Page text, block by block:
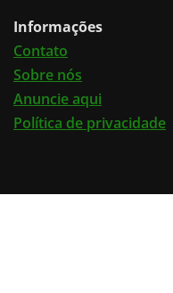
Informações
Contato
Sobre nós
Anuncie aqui
Política de privacidade